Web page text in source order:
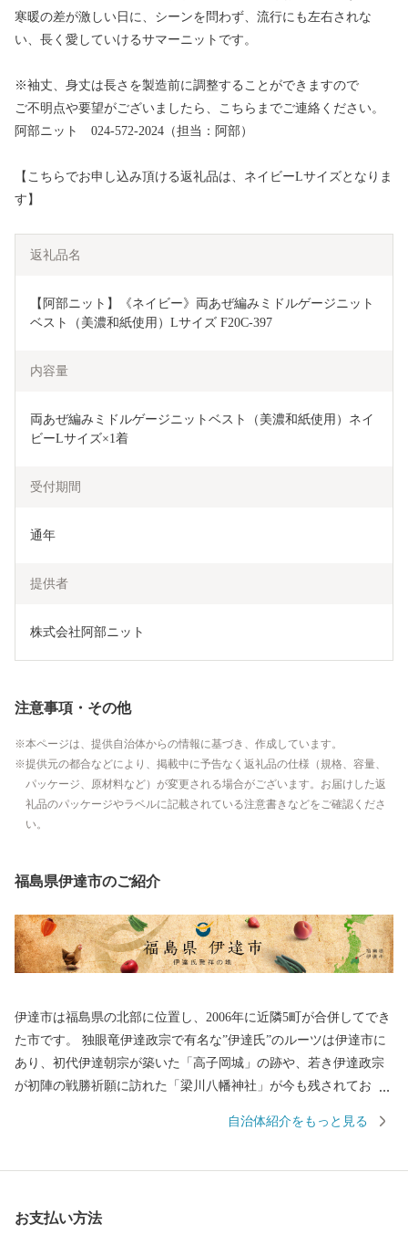
寒暖の差が激しい日に、シーンを問わず、流行にも左右されな
い、長く愛していけるサマーニットです。
※袖丈、身丈は長さを製造前に調整することができますので
ご不明点や要望がございましたら、こちらまでご連絡ください。
阿部ニット 024-572-2024（担当：阿部）
【こちらでお申し込み頂ける返礼品は、ネイビーLサイズとなりま
す】
返礼品名
【阿部ニット】《ネイビー》両あぜ編みミドルゲージニット
ベスト（美濃和紙使用）Lサイズ F20C-397
内容量
両あぜ編みミドルゲージニットベスト（美濃和紙使用）ネイ
ビーLサイズ×1着
受付期間
通年
提供者
株式会社阿部ニット
注意事項・その他
本ページは、提供自治体からの情報に基づき、作成しています。
提供元の都合などにより、掲載中に予告なく返礼品の仕様（規格、容量、
パッケージ、原材料など）が変更される場合がございます。お届けした返
礼品のパッケージやラベルに記載されている注意書きなどをご確認くださ
い。
福島県伊達市のご紹介
伊達市は福島県の北部に位置し、2006年に近隣5町が合併してでき
た市です。 独眼竜伊達政宗で有名な”伊達氏”のルーツは伊達市に
あり、初代伊達朝宗が築いた「高子岡城」の跡や、若き伊達政宗
が初陣の戦勝祈願に訪れた「梁川八幡神社」が今も残されてお
高低差がある盆地特有の地形で、果物がおいしく育ち、現在は名
であふれています。
自治体紹介をもっと見る
お支払い方法